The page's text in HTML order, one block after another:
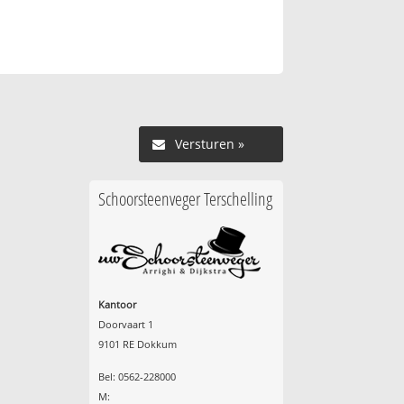
Versturen »
Schoorsteenveger Terschelling
Kantoor
Doorvaart 1
9101 RE Dokkum
Bel: 0562-228000
M: